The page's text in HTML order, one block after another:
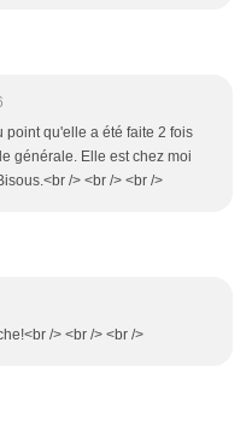
point qu'elle a été faite 2 fois
générale. Elle est chez moi
/> <br /> <br />
/> <br /> <br />